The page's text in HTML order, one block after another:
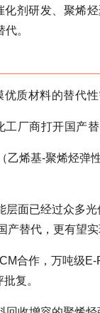
剂研发、聚烯
。
质材料的替代性
厂商打开国产替
烯基-聚烯烃弹
面已经过众多
替代，更有望实
合作，万吨级
复。